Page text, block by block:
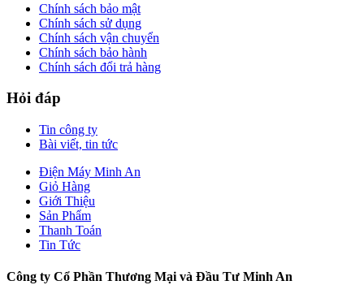
Chính sách bảo mật
Chính sách sử dụng
Chính sách vận chuyển
Chính sách bảo hành
Chính sách đổi trả hàng
Hỏi đáp
Tin công ty
Bài viết, tin tức
Điện Máy Minh An
Giỏ Hàng
Giới Thiệu
Sản Phẩm
Thanh Toán
Tin Tức
Công ty Cổ Phần Thương Mại và Đầu Tư Minh An